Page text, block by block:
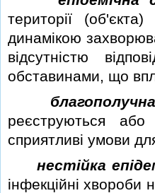
територiї
динамiкою
вiдсутнiстю
обставинами, що
реєструються
сприятливi умови
нестiйка
iнфекцiйнi хвороби